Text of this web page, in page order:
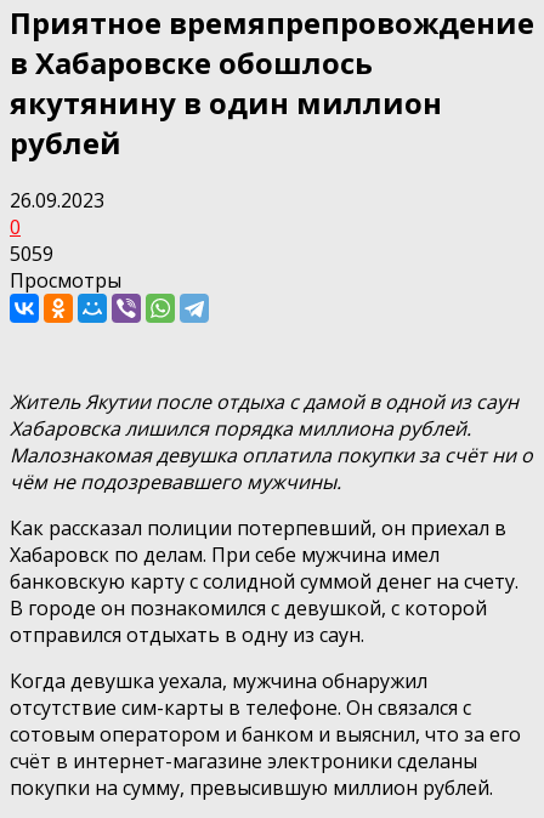
Приятное времяпрепровождение
в Хабаровске обошлось
якутянину в один миллион
рублей
26.09.2023
0
5059
Просмотры
Житель Якутии после отдыха с дамой в одной из саун
Хабаровска лишился порядка миллиона рублей.
Малознакомая девушка оплатила покупки за счёт ни о
чём не подозревавшего мужчины.
Как рассказал полиции потерпевший, он приехал в
Хабаровск по делам. При себе мужчина имел
банковскую карту с солидной суммой денег на счету.
В городе он познакомился с девушкой, с которой
отправился отдыхать в одну из саун.
Когда девушка уехала, мужчина обнаружил
отсутствие сим-карты в телефоне. Он связался с
сотовым оператором и банком и выяснил, что за его
счёт в интернет-магазине электроники сделаны
покупки на сумму, превысившую миллион рублей.